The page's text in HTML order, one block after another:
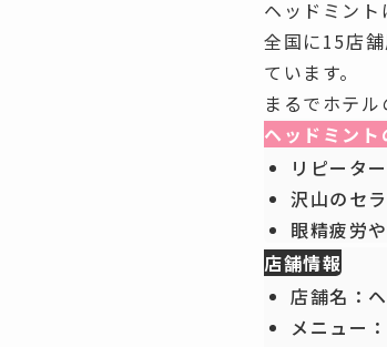
ヘッドミン
全国に15店
ています。
まるでホテ
ヘッドミント
リピータ
沢山のセ
眼精疲労
店舗情報
店舗名：
メニュー